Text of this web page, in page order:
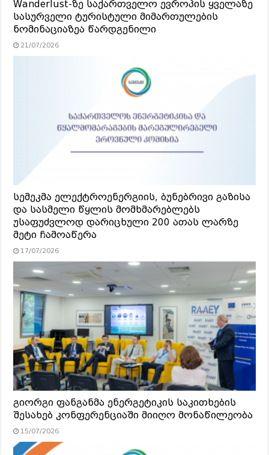
Wanderlust-ზე საქართველო ევროპის ყველაზე
სასურველი ტურისტული მიმართულების
ნომინაციაზეა წარდგენილი
21/07/2026
სემეკმა ელექტროენერგიის, ბუნებრივი გაზისა
და სასმელი წყლის მომხმარებლებს
უსაფუძვლოდ დარიცხული 200 ათას ლარზე
მეტი ჩამოაწერა
17/07/2026
გიორგი ფანგანმა ენერგეტიკის საკითხების
შესახებ კონფერენციაში მიიღო მონაწილეობა
15/07/2026